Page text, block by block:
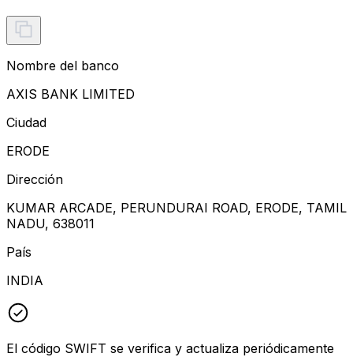
Nombre del banco
AXIS BANK LIMITED
Ciudad
ERODE
Dirección
KUMAR ARCADE, PERUNDURAI ROAD, ERODE, TAMIL
NADU, 638011
País
INDIA
El código SWIFT se verifica y actualiza periódicamente